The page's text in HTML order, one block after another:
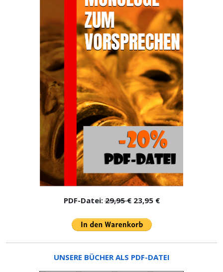
PDF-Datei:29,95 €23,95 €
UNSERE BÜCHER ALS PDF-DATEI